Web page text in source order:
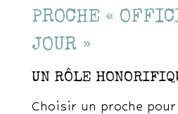
PROCHE «
JOUR »
UN RÔLE
Choisir un proche